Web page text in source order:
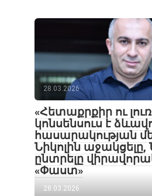
28.03.2026
«Հետաքրքիր ու
կոնսենսուս է
հասարակության
Նիկոլին աջակցելը,
ընտրելը
«Փաստ»
28.03.2026